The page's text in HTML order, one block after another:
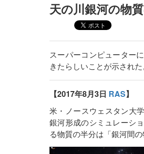
天の川銀河の物
スーパーコンピューター
きたらしいことが示され
【2017年8月3日 RAS】
米・ノースウェスタン大
銀河形成のシミュレーシ
る物質の半分は「銀河間